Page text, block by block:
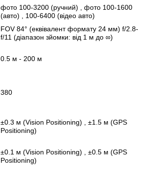
фото 100-3200 (ручний) , фото 100-1600
(авто) , 100-6400 (відео авто)
FOV 84° (еквівалент формату 24 мм) f/2.8-
f/11 (діапазон зйомки: від 1 м до ∞)
0.5 м - 200 м
380
±0.3 м (Vision Positioning) , ±1.5 м (GPS
Positioning)
±0.1 м (Vision Positioning) , ±0.5 м (GPS
Positioning)